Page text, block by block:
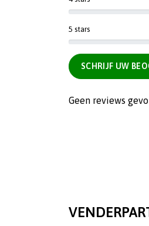
5 stars
SCHRIJF UW
Geen reviews